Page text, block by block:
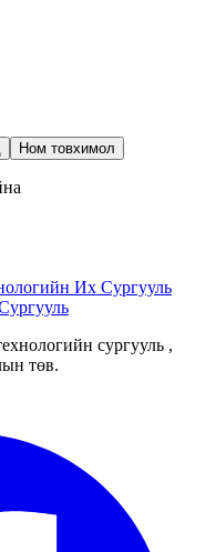
Ном товхимол
Их Сургууль
сургууль ,
төв.